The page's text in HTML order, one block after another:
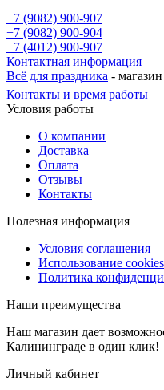
+7 (9082) 900-907
+7 (9082) 900-904
+7 (4012) 900-907
Контактная информация
Всё для праздника - магазин
Контакты и время работы
Условия работы
О компании
Доставка
Оплата
Отзывы
Контакты
Полезная информация
Условия соглашения
Использование cookies
Политика
Наши преимущества
Наш магазин дает
Калининграде в один клик!
Личный кабинет